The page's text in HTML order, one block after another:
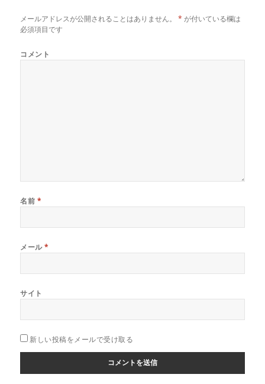
メールアドレスが公開されることはありません。 * が付いている欄は
必須項目です
コメント
名前 *
メール*
サイト
新しい投稿をメールで受け取る